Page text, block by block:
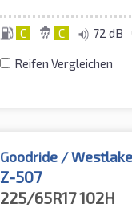
C C 72 dB
Reifen Vergleichen
Goodride / Westlake
Z-507
225/65R17102H